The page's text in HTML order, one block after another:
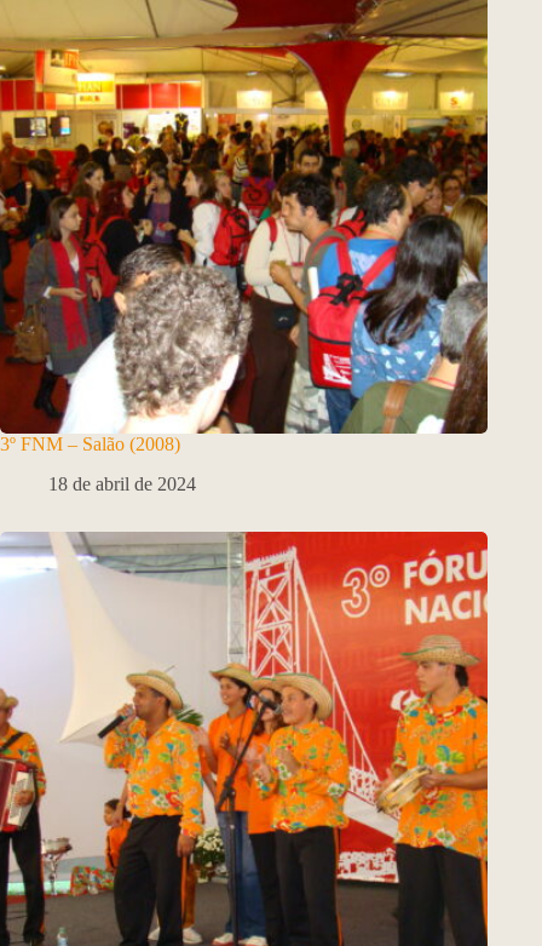
3º FNM – Salão (2008)
18 de abril de 2024